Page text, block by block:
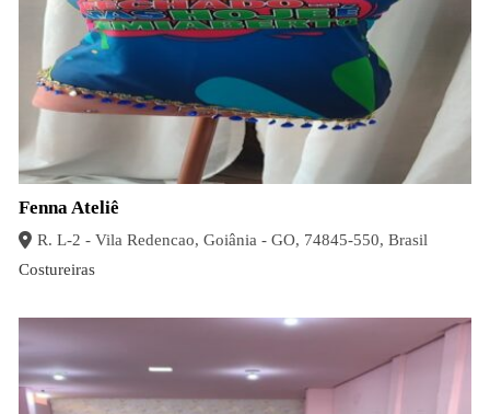
Fenna Ateliê
R. L-2 - Vila Redencao, Goiânia - GO, 74845-550, Brasil
Costureiras